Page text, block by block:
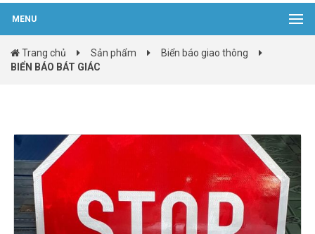
MENU
Trang chủ Sản phẩm
Biển báo giao thông
BIỂN BÁO BÁT GIÁC